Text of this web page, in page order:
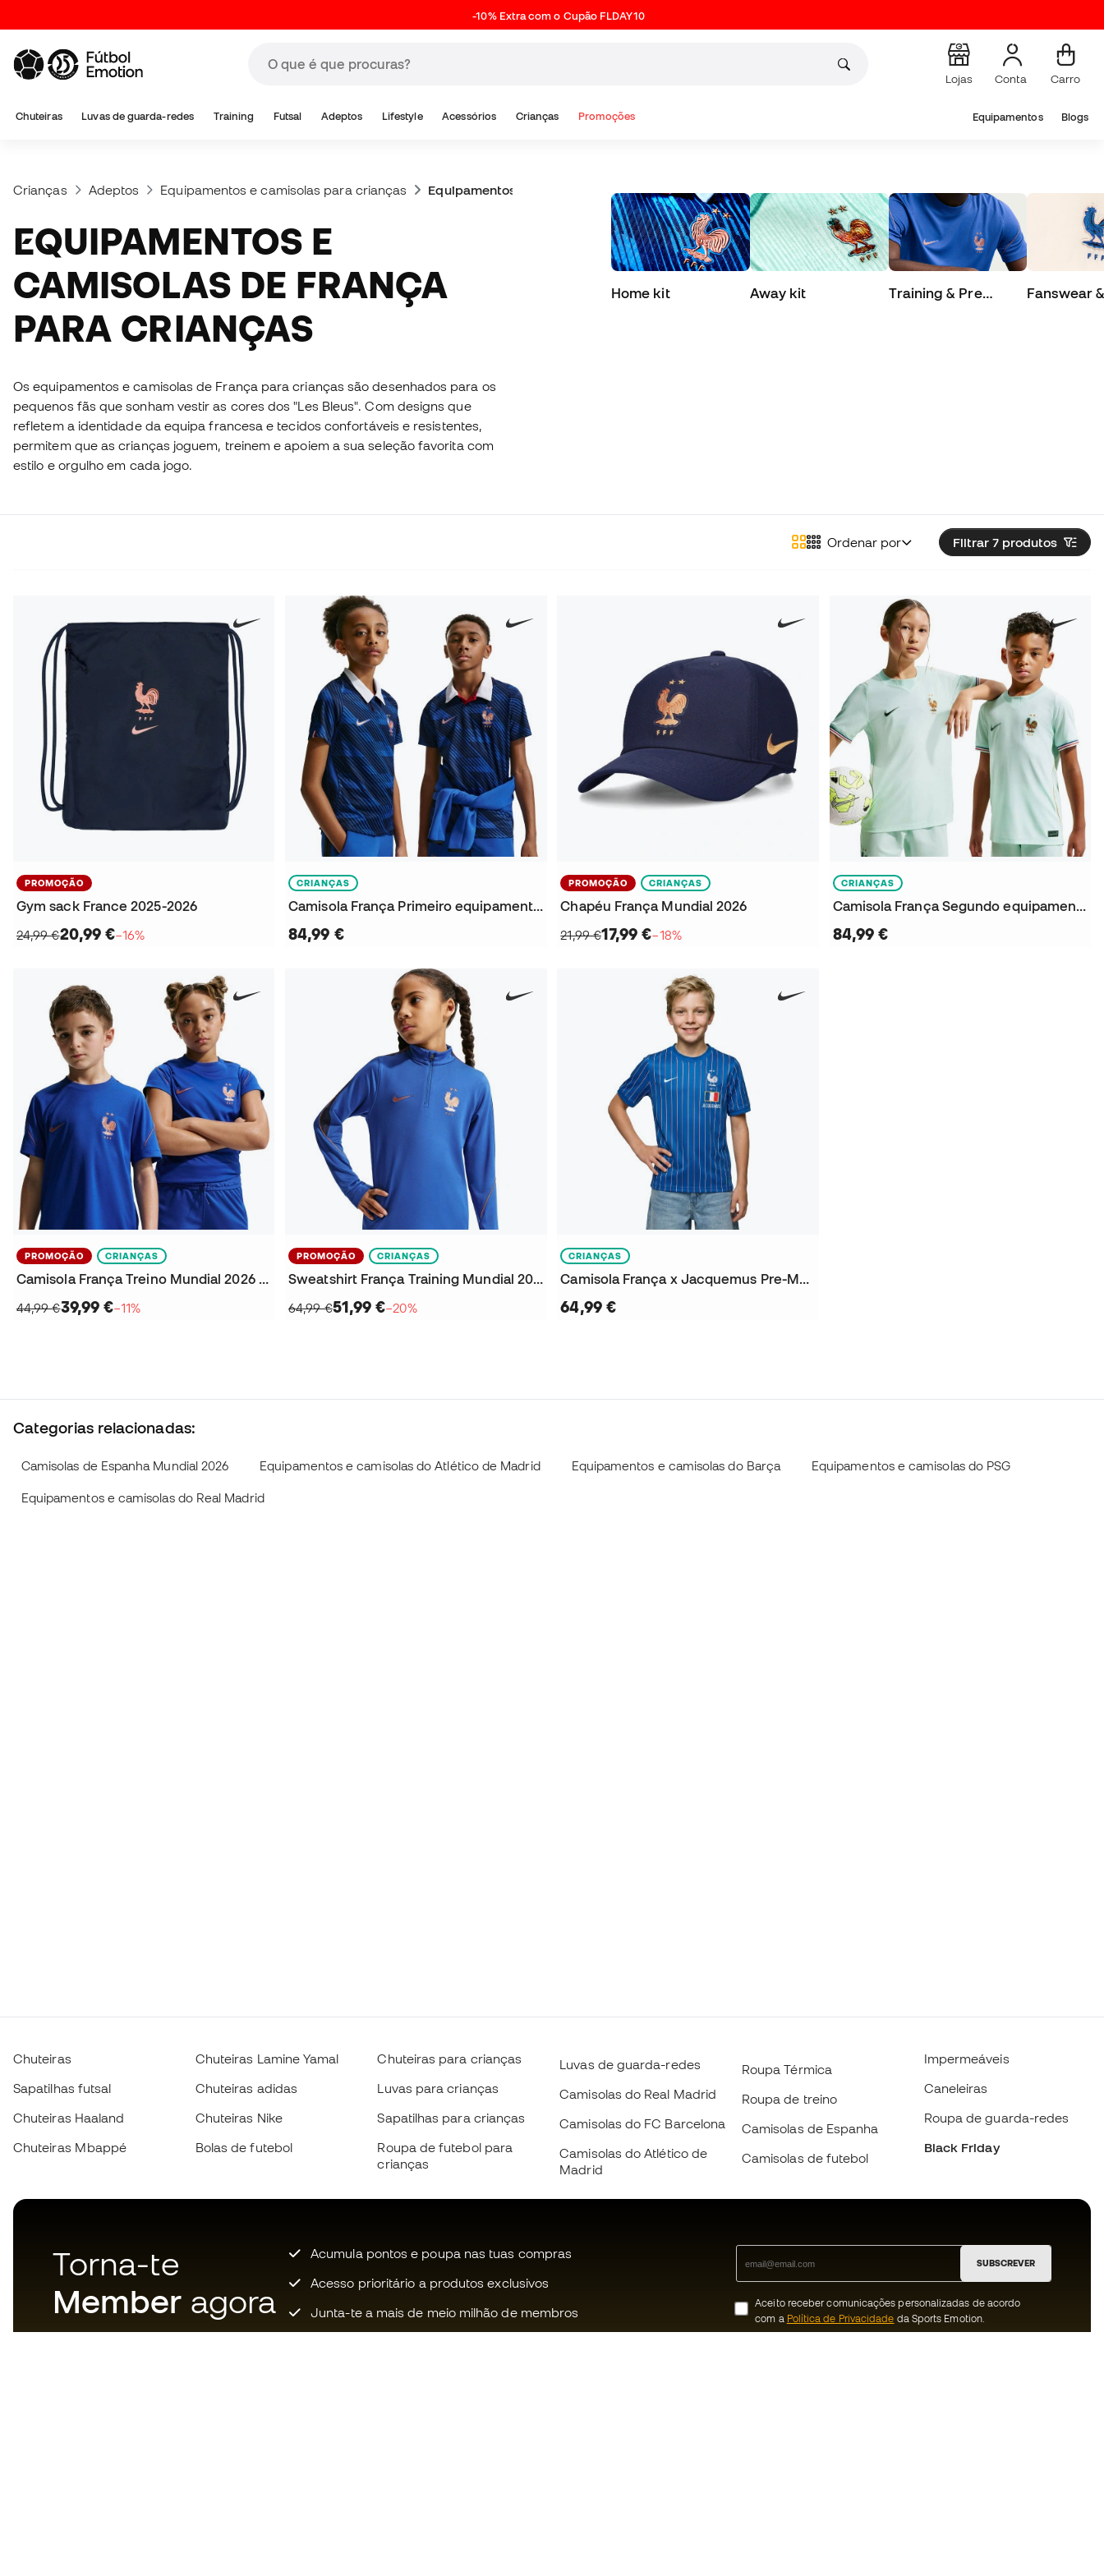
-10% Extra com o Cupão FLDAY10
Lojas Conta Carro
Chuteiras Luvas de guarda-redes Training Futsal Adeptos Lifestyle Acessórios Crianças Promoções Equipamentos Blogs
Crianças Adeptos Equipamentos e camisolas para crianças Equipamentos e camisolas de França para crianças
EQUIPAMENTOS E
CAMISOLAS DE FRANÇA
PARA CRIANÇAS
Os equipamentos e camisolas de França para crianças são desenhados para os
pequenos fãs que sonham vestir as cores dos "Les Bleus". Com designs que
refletem a identidade da equipa francesa e tecidos confortáveis e resistentes,
permitem que as crianças joguem, treinem e apoiem a sua seleção favorita com
estilo e orgulho em cada jogo.
Home kit Away kit
Training & Pre
Fanswear
Filtrar 7 produtos
Ordenar por
PROMOÇÃO
Gym sack France 2025-2026
24,99 €20,99 €−16%
CRIANÇAS
Camisola França Primeiro equipamento Mundial 2026 Criança
84,99 €
PROMOÇÃO CRIANÇAS
Chapéu França Mundial 2026
21,99 €17,99 €−18%
CRIANÇAS
Camisola França Segundo equipamento Mundial 2026 Criança
84,99 €
PROMOÇÃO CRIANÇAS
Camisola França Treino Mundial 2026 Criança
44,99 €39,99 €−11%
PROMOÇÃO CRIANÇAS
Sweatshirt França Training Mundial 2026 Criança
64,99 €51,99 €−20%
CRIANÇAS
Camisola França x Jacquemus Pre-Match Mundial 2026 Criança
64,99 €
Categorias relacionadas:
Camisolas de Espanha Mundial 2026 Equipamentos e camisolas do Atlético de Madrid Equipamentos e camisolas do Barça Equipamentos e camisolas do PSG
Equipamentos e camisolas do Real Madrid
Chuteiras
Sapatilhas futsal
Chuteiras Haaland
Chuteiras Mbappé
Chuteiras Lamine Yamal
Chuteiras adidas
Chuteiras Nike
Bolas de futebol
Chuteiras para crianças
Luvas para crianças
Sapatilhas para crianças
Roupa de futebol para
crianças
Luvas de guarda-redes
Camisolas do Real Madrid
Camisolas do FC Barcelona
Camisolas do Atlético de
Madrid
Roupa Térmica
Roupa de treino
Camisolas de Espanha
Camisolas de futebol
Impermeáveis
Caneleiras
Roupa de guarda-redes
Black Friday
Torna-te
Member agora
Acumula pontos e poupa nas tuas compras
Acesso prioritário a produtos exclusivos
Junta-te a mais de meio milhão de membros
SUBSCREVER
Aceito receber comunicações personalizadas de acordo
com a Política de Privacidade da Sports Emotion.